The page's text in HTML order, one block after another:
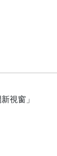
視窗」